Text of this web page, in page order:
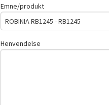
Emne/produkt
Henvendelse